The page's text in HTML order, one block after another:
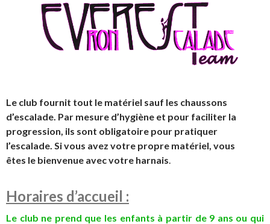
Le club fournit tout le matériel sauf les chaussons
d’escalade. Par mesure d’hygiène et pour faciliter la
progression, ils sont obligatoire pour pratiquer
l’escalade. Si vous avez votre propre matériel, vous
êtes le bienvenue avec votre harnais
Horaires d’accueil :
Le club ne prend que les enfants à partir de 9 ans ou qui